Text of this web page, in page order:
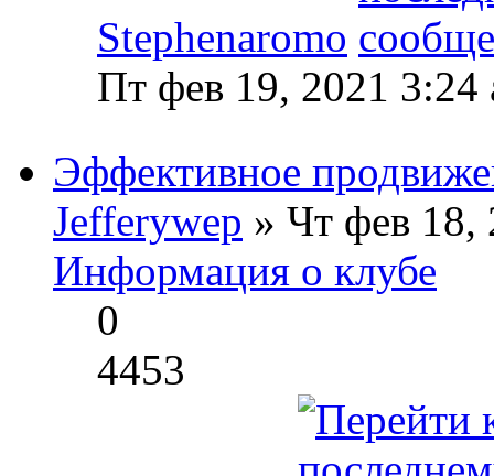
Stephenaromo
Пт фев 19, 2021 3:24
Эффективное
Jefferywep » Чт фев 18,
Информация о клубе
0
4453